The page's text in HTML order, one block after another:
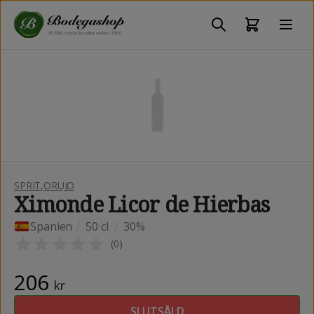
SPRIT,ORUJO
Ximonde Licor de Hierbas
Spanien 50 cl 30%
(0)
206 kr